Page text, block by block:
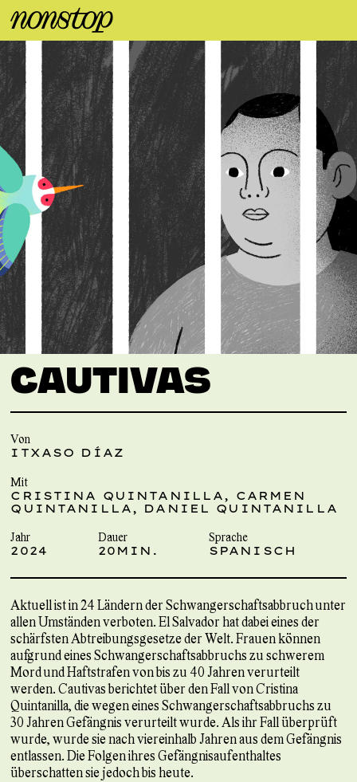
CAUTIVAS
Von
ITXASO DÍAZ
Mit
CRISTINA QUINTANILLA, CARMEN
QUINTANILLA, DANIEL QUINTANILLA
Jahr
2024
Dauer
20MIN.
Sprache
SPANISCH
Aktuell ist in 24 Ländern der Schwangerschaftsabbruch unter
allen Umständen verboten. El Salvador hat dabei eines der
schärfsten Abtreibungsgesetze der Welt. Frauen können
aufgrund eines Schwangerschaftsabbruchs zu schwerem
Mord und Haftstrafen von bis zu 40 Jahren verurteilt
werden. Cautivas berichtet über den Fall von Cristina
Quintanilla, die wegen eines Schwangerschaftsabbruchs zu
30 Jahren Gefängnis verurteilt wurde. Als ihr Fall überprüft
wurde, wurde sie nach viereinhalb Jahren aus dem Gefängnis
entlassen. Die Folgen ihres Gefängnisaufenthaltes
überschatten sie jedoch bis heute.